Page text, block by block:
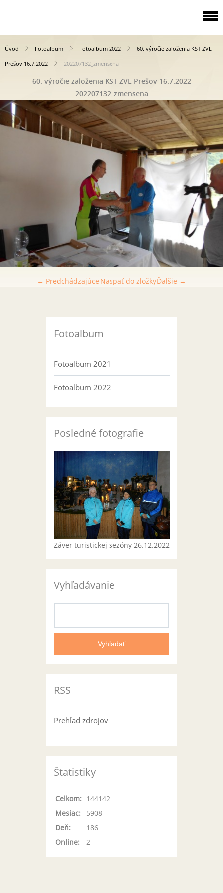
Úvod Fotoalbum Fotoalbum 2022
60. výročie založenia KST ZVL
Prešov 16.7.2022
202207132_zmensena
60. výročie založenia KST ZVL Prešov 16.7.2022
202207132_zmensena
← Predchádzajúce Ďalšie →
Naspäť do zložky
Fotoalbum
Fotoalbum 2021
Fotoalbum 2022
Posledné fotografie
Záver turistickej sezóny 26.12.2022
Vyhľadávanie
RSS
Prehľad zdrojov
Štatistiky
Online: 2
Celkom: 144142
Mesiac:
5908
Deň:
186